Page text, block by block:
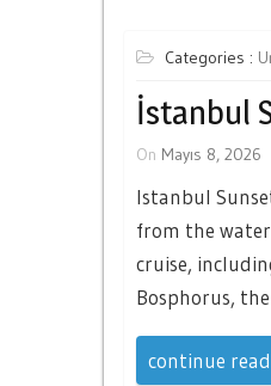
Categories :
İstanbul
On Mayıs 8, 2026
Istanbul
from the
cruise,
Bosphorus,
continue